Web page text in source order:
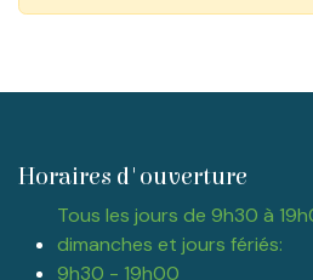
Horaires d'ouverture
Tous les jours de 9h30 à
dimanches et jours fériés:
9h30 - 19h00